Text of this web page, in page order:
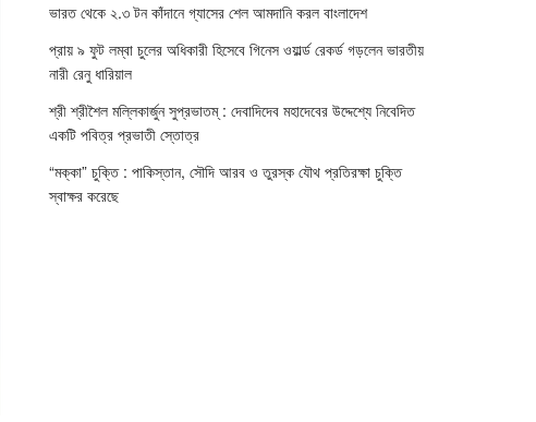
ভারত থেকে ২.৩ টন কাঁদানে গ্যাসের শেল আমদানি করল বাংলাদেশ
প্রায় ৯ ফুট লম্বা চুলের অধিকারী হিসেবে গিনেস ওয়ার্ল্ড রেকর্ড গড়লেন ভারতীয়
নারী রেনু ধারিয়াল
শ্রী শ্রীশৈল মল্লিকার্জুন সুপ্রভাতম্ : দেবাদিদেব মহাদেবের উদ্দেশ্যে নিবেদিত
একটি পবিত্র প্রভাতী স্তোত্র
“মক্কা” চুক্তি : পাকিস্তান, সৌদি আরব ও তুরস্ক যৌথ প্রতিরক্ষা চুক্তি
স্বাক্ষর করেছে